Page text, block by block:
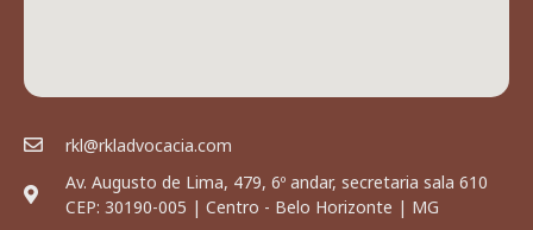
rkl@rkladvocacia.com
Av. Augusto de Lima, 479, 6º andar, secretaria sala 610
CEP: 30190-005 | Centro - Belo Horizonte | MG